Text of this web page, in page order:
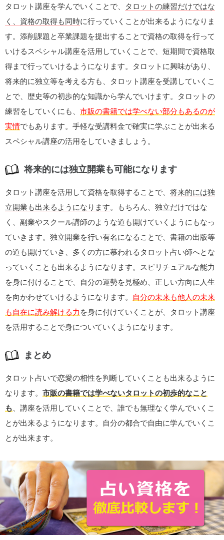
タロット講座を学んでいくことで、
タロットの練習だけではな
く、資格の取得も同時に行っていくことが出来るようになりま
す。添削課題と卒業課題を提出することで資格の取得を行って
いけるスペシャル講座を活用していくことで、短期間で資格取
得まで行っていけるようになります。タロットに興味があり、
将来的に独立等を考える方も、タロット講座を受講していくこ
とで、歴史等の初歩的な知識から学んでいけます。タロットの
練習をしていくにも、 市販の書籍では学べない部分もあるのが
実情でもあります。手軽な受講料金で確実に学ぶことが出来る
スペシャル講座の活用をしていきましょう。
将来的には独立開業も可能になります
タロット講座を活用して資格を取得することで、 将来的には独
立開業も出来るようになります。もちろん、独立だけではな
く、副業やスクール講師のような道も開けていくようにもなっ
ていきます。独立開業を行い有名になることで、書籍の出版等
の道も開けていき、多くの方に慕われるタロット占い師へとな
っていくことも出来るようになります。スピリチュアルな能力
を身に付けることで、自分の運勢を見極め、正しい方向に人生
を向かわせていけるようになります。
自分の未来も他人の未来
も自在に読み解ける力 を身に付けていくことが、タロット講座
を活用することで身についていくようになります。
まとめ
タロット占いで恋愛の相性を判断していくことも出来るように
なります。 市販の書籍では学べないタロットの初歩的なこと
も 、講座を活用していくことで、誰でも無理なく学んでいくこ
とが出来るようになります。自分の都合で自由に学んでいくこ
とが出来ます。